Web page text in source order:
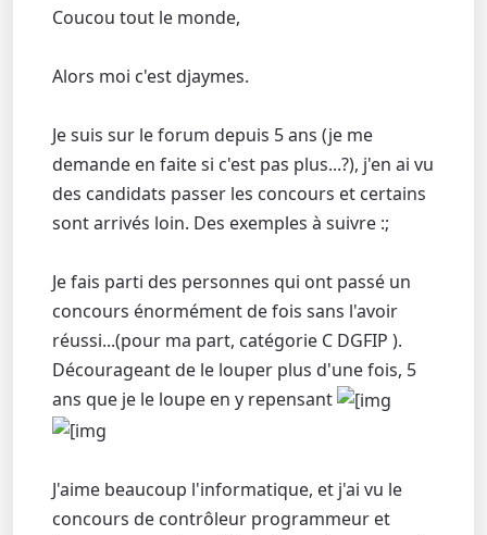
Coucou tout le monde,
Alors moi c'est djaymes.
Je suis sur le forum depuis 5 ans (je me
demande en faite si c'est pas plus...?), j'en ai vu
des candidats passer les concours et certains
sont arrivés loin. Des exemples à suivre :;
Je fais parti des personnes qui ont passé un
concours énormément de fois sans l'avoir
réussi...(pour ma part, catégorie C DGFIP ).
Décourageant de le louper plus d'une fois, 5
ans que je le loupe en y repensant
J'aime beaucoup l'informatique, et j'ai vu le
concours de contrôleur programmeur et